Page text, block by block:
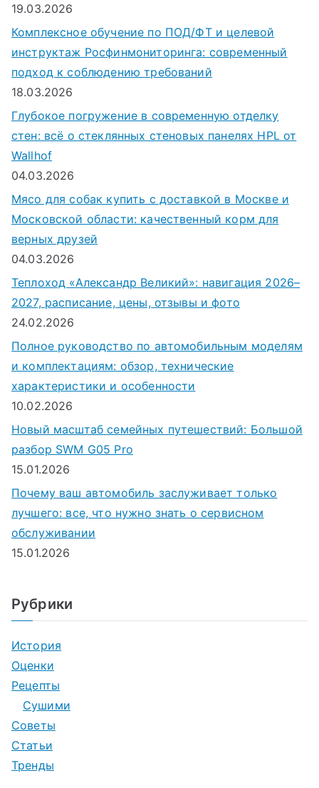
19.03.2026
Комплексное обучение по ПОД/ФТ и целевой
инструктаж Росфинмониторинга: современный
подход к соблюдению требований
18.03.2026
Глубокое погружение в современную отделку
стен: всё о стеклянных стеновых панелях HPL от
Wallhof
04.03.2026
Мясо для собак купить с доставкой в Москве и
Московской области: качественный корм для
верных друзей
04.03.2026
Теплоход «Александр Великий»: навигация 2026–
2027, расписание, цены, отзывы и фото
24.02.2026
Полное руководство по автомобильным моделям
и комплектациям: обзор, технические
характеристики и особенности
10.02.2026
Новый масштаб семейных путешествий: Большой
разбор SWM G05 Pro
15.01.2026
Почему ваш автомобиль заслуживает только
лучшего: все, что нужно знать о сервисном
обслуживании
15.01.2026
Рубрики
История
Оценки
Рецепты
Сушими
Советы
Статьи
Тренды